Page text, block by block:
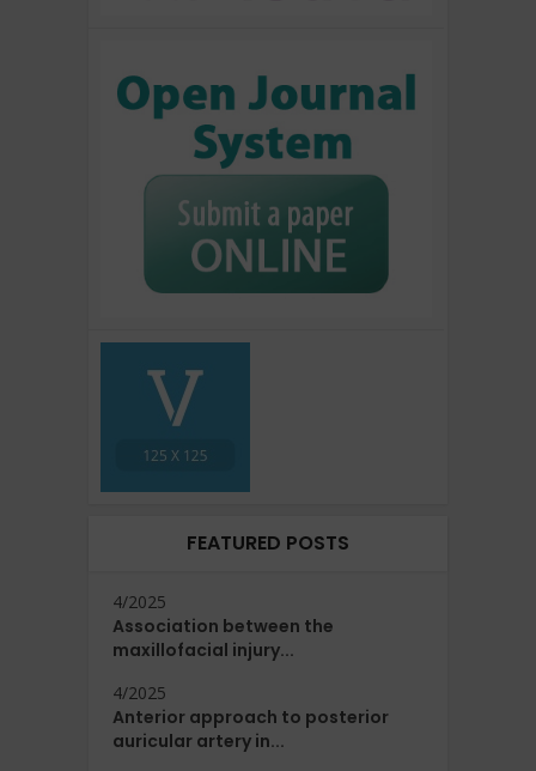
FEATURED POSTS
4/2025
Association between the
maxillofacial injury...
4/2025
Anterior approach to posterior
auricular artery in...